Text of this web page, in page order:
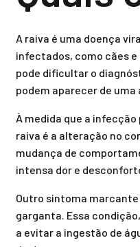
A raiva é uma doença
infectados, como cães e
pode dificultar o
podem aparecer de uma
À medida que a
raiva é a alteração no
mudança de
intensa dor e
Outro sintoma marcante
garganta. Essa
a evitar a ingestão de